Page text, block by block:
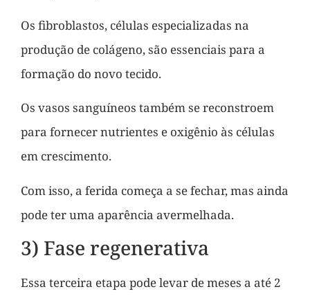
Os fibroblastos, células especializadas na
produção de colágeno, são essenciais para a
formação do novo tecido.
Os vasos sanguíneos também se reconstroem
para fornecer nutrientes e oxigênio às células
em crescimento.
Com isso, a ferida começa a se fechar, mas ainda
pode ter uma aparência avermelhada.
3) Fase regenerativa
Essa terceira etapa pode levar de meses a até 2